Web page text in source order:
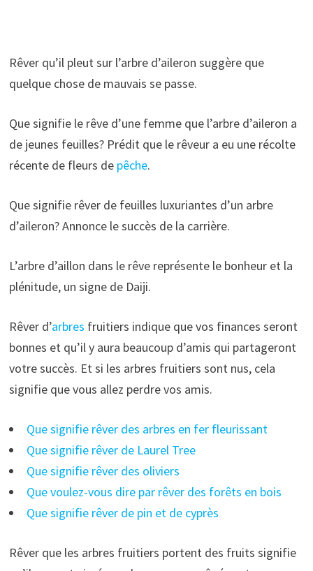
Rêver qu’il pleut sur l’arbre d’aileron suggère que
quelque chose de mauvais se passe.
Que signifie le rêve d’une femme que l’arbre d’aileron a
de jeunes feuilles? Prédit que le rêveur a eu une récolte
récente de fleurs de pêche.
Que signifie rêver de feuilles luxuriantes d’un arbre
d’aileron? Annonce le succès de la carrière.
L’arbre d’aillon dans le rêve représente le bonheur et la
plénitude, un signe de Daiji.
Rêver d’arbres fruitiers indique que vos finances seront
bonnes et qu’il y aura beaucoup d’amis qui partageront
votre succès. Et si les arbres fruitiers sont nus, cela
signifie que vous allez perdre vos amis.
Que signifie rêver des arbres en fer fleurissant
Que signifie rêver de Laurel Tree
Que signifie rêver des oliviers
Que voulez-vous dire par rêver des forêts en bois
Que signifie rêver de pin et de cyprès
Rêver que les arbres fruitiers portent des fruits signifie